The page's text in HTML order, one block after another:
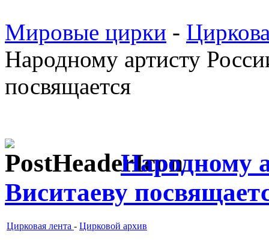
Мировые цирки -
Народному артисту
посвящается
Народному
Виситаеву
Цирковая лента - Цирковой архив